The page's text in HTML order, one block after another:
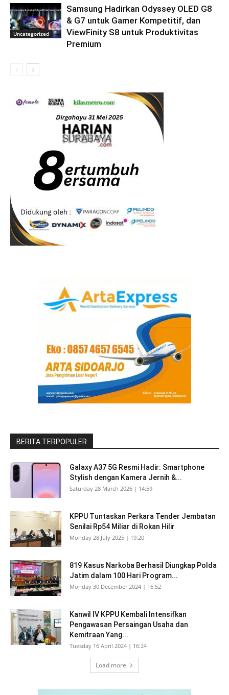
Uncategorized
Samsung Hadirkan Odyssey OLED G8
& G7 untuk Gamer Kompetitif, dan
ViewFinity S8 untuk Produktivitas
Premium
BERITA TERPOPULER
Galaxy A37 5G Resmi Hadir: Smartphone
Stylish dengan Kamera Jernih &...
Saturday 28 March 2026 | 14:59
KPPU Tuntaskan Perkara Tender Jembatan
Senilai Rp54 Miliar di Rokan Hilir
Monday 28 July 2025 | 19:20
819 Kasus Narkoba Berhasil Diungkap Polda
Jatim dalam 100 Hari Program...
Monday 30 December 2024 | 16:52
Kanwil IV KPPU Kembali Intensifkan
Pengawasan Persaingan Usaha dan
Kemitraan Yang...
Tuesday 16 April 2024 | 16:24
Load more